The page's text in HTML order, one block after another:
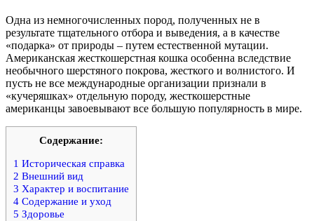
Одна из немногочисленных пород, полученных не в
результате тщательного отбора и выведения, а в качестве
«подарка» от природы – путем естественной мутации.
Американская жесткошерстная кошка особенна вследствие
необычного шерстяного покрова, жесткого и волнистого. И
пусть не все международные организации признали в
«кучеряшках» отдельную породу, жесткошерстные
американцы завоевывают все большую популярность в мире.
Содержание:
1 Историческая справка
2 Внешний вид
3 Характер и воспитание
4 Содержание и уход
5 Здоровье